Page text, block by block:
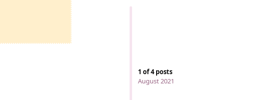
1 of4posts
August 2021